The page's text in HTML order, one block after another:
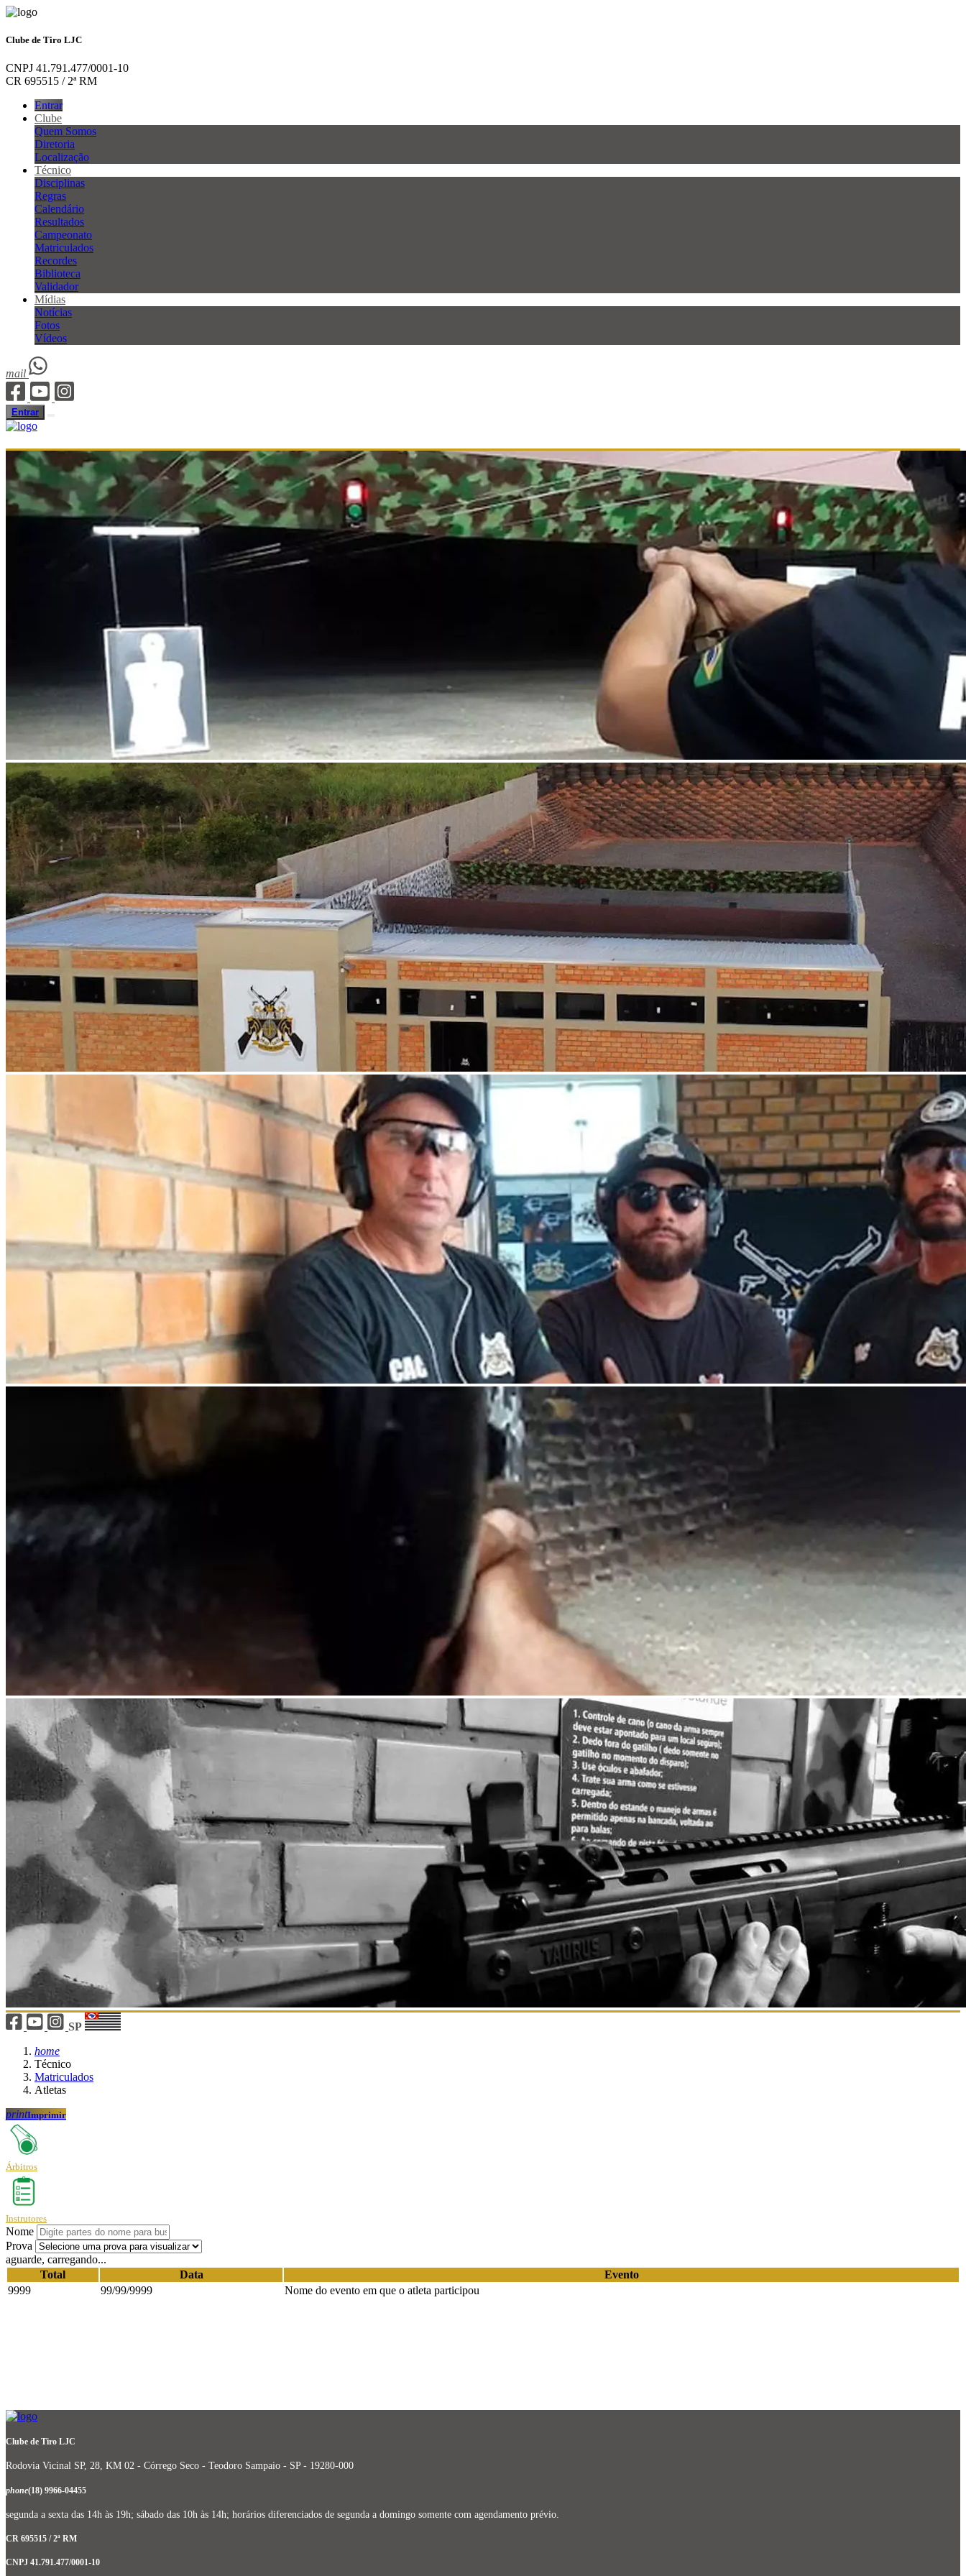
Clube de Tiro LJC
CNPJ 41.791.477/0001-10
CR 695515 / 2ª RM
Entrar
Clube
Quem Somos
Diretoria
Localização
Técnico
Disciplinas
Regras
Calendário
Resultados
Campeonato
Matriculados
Recordes
Biblioteca
Validador
Mídias
Notícias
Fotos
Vídeos
mail
Entrar
SP
home
Técnico
Matriculados
Atletas
printImprimir
Árbitros
Instrutores
Nome
Prova
aguarde, carregando...
Total
Data
Evento
9999
99/99/9999 Nome do evento em que o atleta participou
Clube de Tiro LJC
Rodovia Vicinal SP, 28, KM 02 - Córrego Seco - Teodoro Sampaio - SP - 19280-000
phone(18) 9966-04455
segunda a sexta das 14h às 19h; sábado das 10h às 14h; horários diferenciados de segunda a domingo somente com agendamento prévio.
CR 695515 / 2ª RM
CNPJ 41.791.477/0001-10